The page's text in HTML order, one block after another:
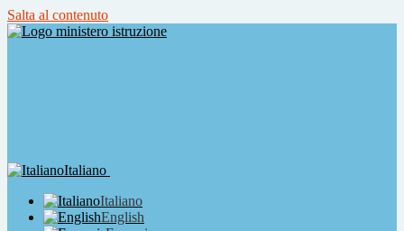
Salta al contenuto
Italiano
Italiano
English